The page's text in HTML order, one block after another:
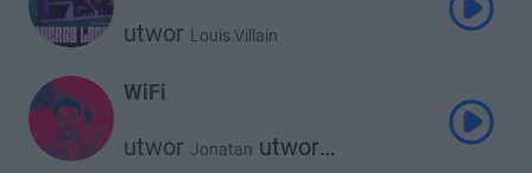
utwor Louis Villain
WiFi
utwor Jonatan utwor